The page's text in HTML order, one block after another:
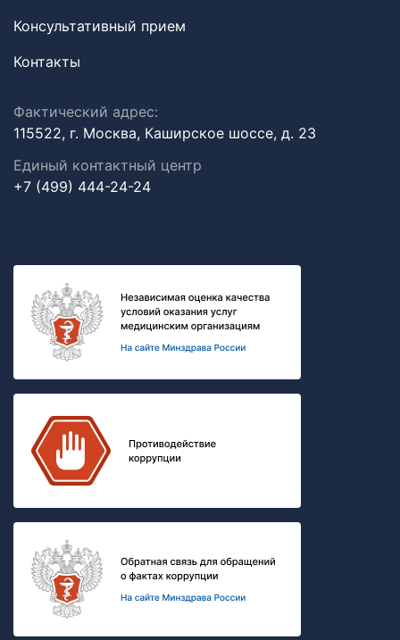
Консультативный прием
Контакты
Фактический адрес:
115522, г. Москва, Каширское шоссе, д. 23
Единый контактный центр
+7 (499) 444-24-24